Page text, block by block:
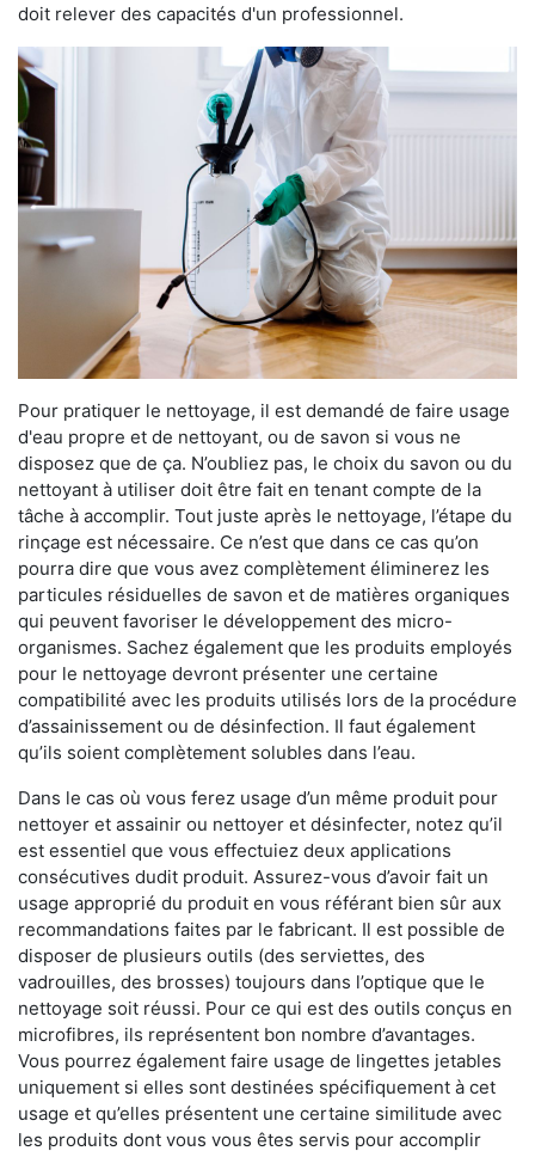
doit relever des capacités d'un professionnel.
Pour pratiquer le nettoyage, il est demandé de faire usage
d'eau propre et de nettoyant, ou de savon si vous ne
disposez que de ça. N’oubliez pas, le choix du savon ou du
nettoyant à utiliser doit être fait en tenant compte de la
tâche à accomplir. Tout juste après le nettoyage, l’étape du
rinçage est nécessaire. Ce n’est que dans ce cas qu’on
pourra dire que vous avez complètement éliminerez les
particules résiduelles de savon et de matières organiques
qui peuvent favoriser le développement des micro-
organismes. Sachez également que les produits employés
pour le nettoyage devront présenter une certaine
compatibilité avec les produits utilisés lors de la procédure
d’assainissement ou de désinfection. Il faut également
qu’ils soient complètement solubles dans l’eau.
Dans le cas où vous ferez usage d’un même produit pour
nettoyer et assainir ou nettoyer et désinfecter, notez qu’il
est essentiel que vous effectuiez deux applications
consécutives dudit produit. Assurez-vous d’avoir fait un
usage approprié du produit en vous référant bien sûr aux
recommandations faites par le fabricant. Il est possible de
disposer de plusieurs outils (des serviettes, des
vadrouilles, des brosses) toujours dans l’optique que le
nettoyage soit réussi. Pour ce qui est des outils conçus en
microfibres, ils représentent bon nombre d’avantages.
Vous pourrez également faire usage de lingettes jetables
uniquement si elles sont destinées spécifiquement à cet
usage et qu’elles présentent une certaine similitude avec
les produits dont vous vous êtes servis pour accomplir